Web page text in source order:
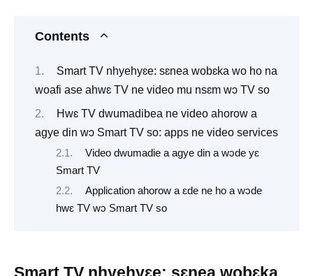
Contents
Smart TV nhyehyɛe: sɛnea wobɛka wo ho na
woafi ase ahwɛ TV ne video mu nsɛm wɔ TV so
Hwɛ TV dwumadibea ne video ahorow a
agye din wɔ Smart TV so: apps ne video services
Video dwumadie a agye din a wɔde yɛ
Smart TV
Application ahorow a ɛde ne ho a wɔde
hwɛ TV wɔ Smart TV so